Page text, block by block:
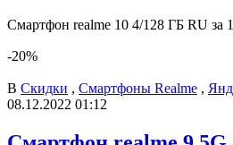
Смартфон realme 10 4/128 ГБ RU за
-20%
В Скидки , Смартфоны Realme ,
08.12.2022 01:12